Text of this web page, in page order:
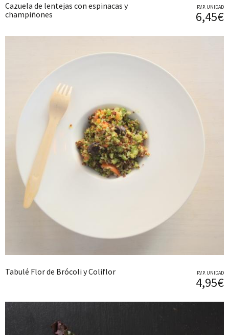
Cazuela de lentejas con espinacas y
champiñones
P.V.P. UNIDAD
6,45€
Tabulé Flor de Brócoli y Coliflor P.V.P. UNIDAD
4,95€